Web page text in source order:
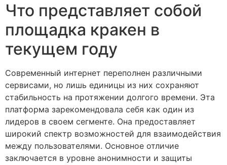
Что представляет собой
площадка кракен в
текущем году
Современный интернет переполнен различными
сервисами, но лишь единицы из них сохраняют
стабильность на протяжении долгого времени. Эта
платформа зарекомендовала себя как один из
лидеров в своем сегменте. Она предоставляет
широкий спектр возможностей для взаимодействия
между пользователями. Основное отличие
заключается в уровне анонимности и защиты